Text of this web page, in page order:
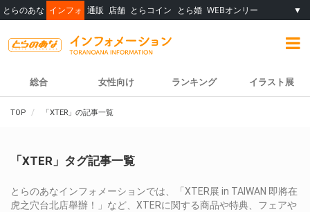
とらのあな インフォ 通販 店舗 とらコイン とら婚 WEBオンリー ▼
総合 女性向け ランキング イラスト展
TOP 「XTER」の記事一覧
「XTER」タグ記事一覧
とらのあなインフォメーションでは、「XTER展 in TAIWAN 即將在
虎之穴台北店舉辦！」など、XTERに関する商品や特典、フェアや